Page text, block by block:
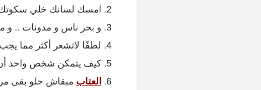
امسك لسانك خلي سكوتك
و بحر ناس و مدونات .. و
لطفًا لاتشعر أكثر مما
كيف يتمكن شخص واحد أن
العتاب مبقاش حلو بقى